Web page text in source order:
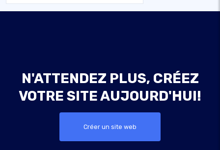
N'ATTENDEZ PLUS, CRÉEZ
VOTRE SITE AUJOURD'HUI!
Créer un site web